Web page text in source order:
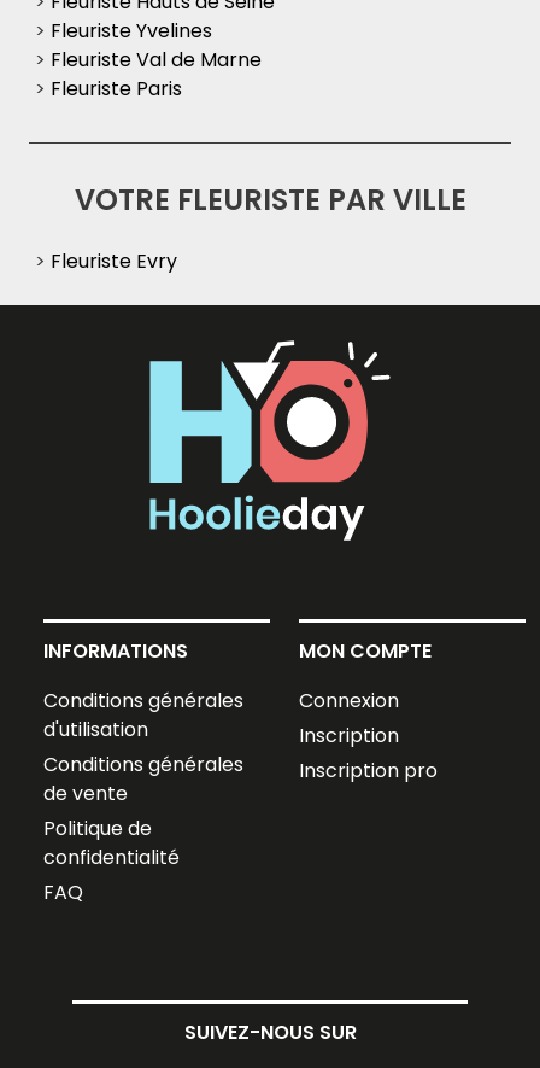
> Fleuriste Yvelines
> Fleuriste Val de Marne
> Fleuriste Paris
VOTRE FLEURISTE PAR VILLE
> Fleuriste Evry
INFORMATIONS
Conditions générales
d'utilisation
Conditions générales
de vente
Politique de
confidentialité
FAQ
MON COMPTE
Connexion
Inscription
Inscription pro
SUIVEZ-NOUS SUR